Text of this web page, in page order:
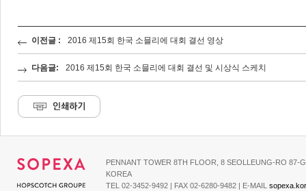
이전글 : 2016 제15회 한국 소믈리에 대회 결선 영상
다음글: 2016 제15회 한국 소믈리에 대회 결선 및 시상식 스케치
PENNANT TOWER 8TH FLOOR, 8 SEOLLEUNG-RO 87-
KOREA
TEL 02-3452-9492 | FAX 02-6280-9482 | E-MAIL